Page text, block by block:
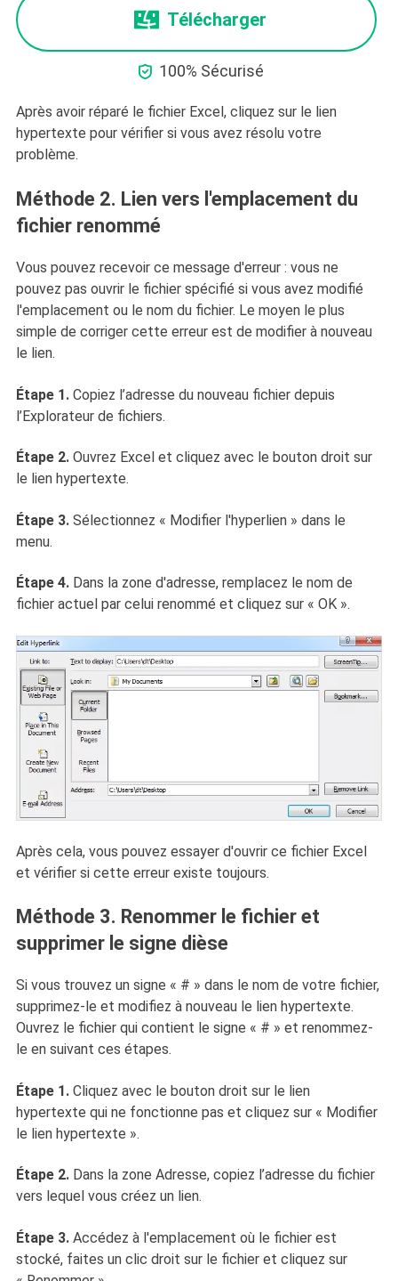
Télécharger
 100% Sécurisé
Après avoir réparé le fichier Excel, cliquez sur le lien
hypertexte pour vérifier si vous avez résolu votre
problème.
Méthode 2. Lien vers l'emplacement du
fichier renommé
Vous pouvez recevoir ce message d'erreur : vous ne
pouvez pas ouvrir le fichier spécifié si vous avez modifié
l'emplacement ou le nom du fichier. Le moyen le plus
simple de corriger cette erreur est de modifier à nouveau
le lien.
Étape 1.Copiez l’adresse du nouveau fichier depuis
l’Explorateur de fichiers.
Étape 2.Ouvrez Excel et cliquez avec le bouton droit sur
le lien hypertexte.
Étape 3.Sélectionnez « Modifier l'hyperlien » dans le
menu.
Étape 4.Dans la zone d'adresse, remplacez le nom de
fichier actuel par celui renommé et cliquez sur « OK ».
Après cela, vous pouvez essayer d'ouvrir ce fichier Excel
et vérifier si cette erreur existe toujours.
Méthode 3. Renommer le fichier et
supprimer le signe dièse
Si vous trouvez un signe « # » dans le nom de votre fichier,
supprimez-le et modifiez à nouveau le lien hypertexte.
Ouvrez le fichier qui contient le signe « # » et renommez-
le en suivant ces étapes.
Étape 1.Cliquez avec le bouton droit sur le lien
hypertexte qui ne fonctionne pas et cliquez sur « Modifier
le lien hypertexte ».
Étape 2.Dans la zone Adresse, copiez l’adresse du fichier
vers lequel vous créez un lien.
Étape 3.Accédez à l'emplacement où le fichier est
stocké, faites un clic droit sur le fichier et cliquez sur